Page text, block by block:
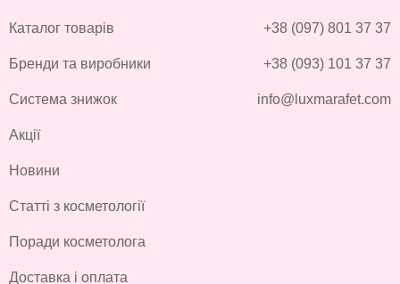
Каталог товарів
Бренди та виробники
Система знижок
Акції
Новини
Статті з косметології
Поради косметолога
Доставка і оплата
+38 (097) 801 37 37
+38 (093) 101 37 37
info@luxmarafet.com